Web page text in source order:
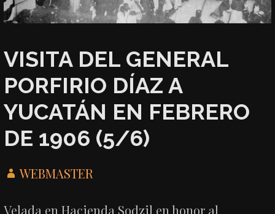
VISITA DEL GENERAL
PORFIRIO DÍAZ A
YUCATÁN EN FEBRERO
DE 1906 (5/6)
WEBMASTER
Velada en Hacienda Sodzil en honor al